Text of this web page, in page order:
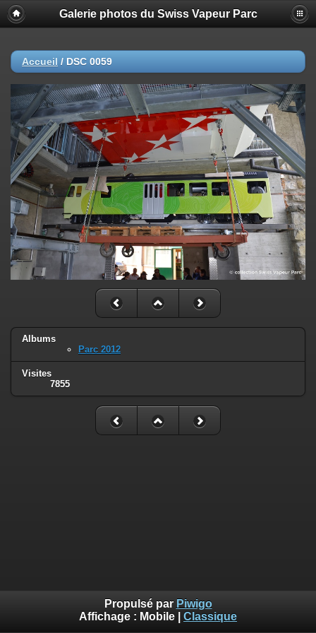
Galerie photos du Swiss Vapeur Parc
Accueil / DSC 0059
Albums
Parc 2012
Visites
7855
Propulsé par Piwigo
Affichage : Mobile Classique